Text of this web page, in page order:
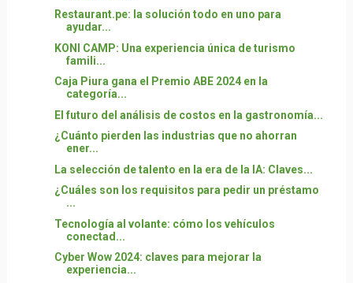
Restaurant.pe: la solución todo en uno para
ayudar...
KONI CAMP: Una experiencia única de turismo
famili...
Caja Piura gana el Premio ABE 2024 en la
categoría...
El futuro del análisis de costos en la gastronomía...
¿Cuánto pierden las industrias que no ahorran
ener...
La selección de talento en la era de la IA: Claves...
¿Cuáles son los requisitos para pedir un préstamo
...
Tecnología al volante: cómo los vehículos
conectad...
Cyber Wow 2024: claves para mejorar la
experiencia...